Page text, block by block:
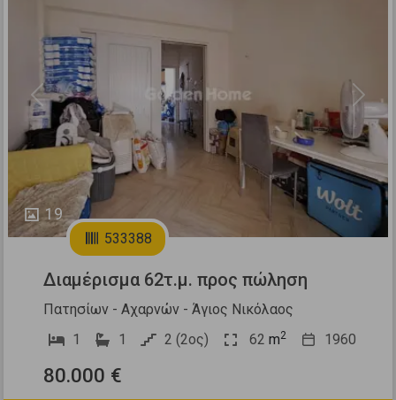
19
Previous Next
533388
Διαμέρισμα 62τ.μ. προς πώληση
Πατησίων - Αχαρνών - Άγιος Νικόλαος
1
1 2 (2ος) 62 m2 1960
80.000 €